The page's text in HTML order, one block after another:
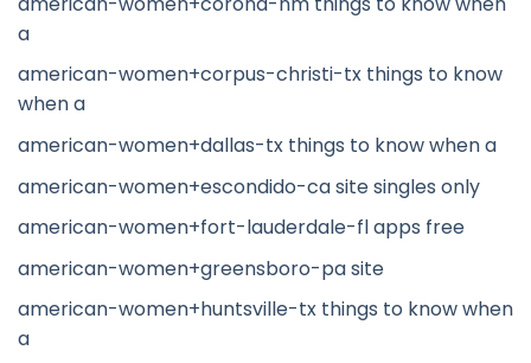
a
american-women+corpus-christi-tx things to know
when a
american-women+dallas-tx things to know when a
american-women+escondido-ca site singles only
american-women+fort-lauderdale-fl apps free
american-women+greensboro-pa site
american-women+huntsville-tx things to know when
a